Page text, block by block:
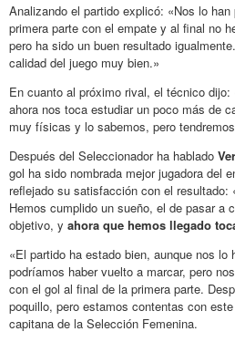
Analizando el partido explicó: «Nos lo
primera parte con el empate y al final no
pero ha sido un buen resultado
calidad del juego muy bien.»
En cuanto al próximo rival, el técnico
ahora nos toca estudiar un poco más de
muy físicas y lo sabemos, pero
Después del Seleccionador ha hablado
gol ha sido nombrada mejor jugadora del
reflejado su satisfacción con el
Hemos cumplido un sueño, el de pasar a
objetivo, y ahora que hemos llegado
«El partido ha estado bien, aunque nos
podríamos haber vuelto a marcar, pero
con el gol al final de la primera parte.
poquillo, pero estamos contentas con
capitana de la Selección Femenina.